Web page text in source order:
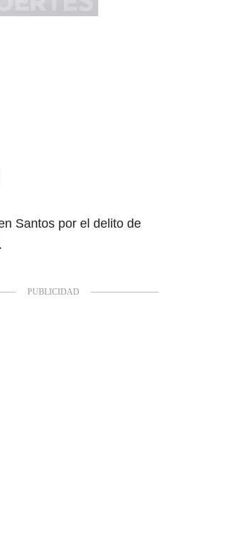
Santos por el delito de